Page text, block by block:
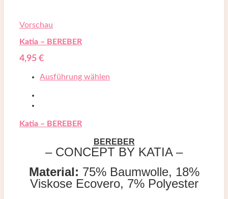
Vorschau
Katia – BEREBER
4,95 €
Ausführung wählen
Katia – BEREBER
BEREBER
– CONCEPT BY KATIA –
Material: 75% Baumwolle, 18%
Viskose Ecovero, 7% Polyester